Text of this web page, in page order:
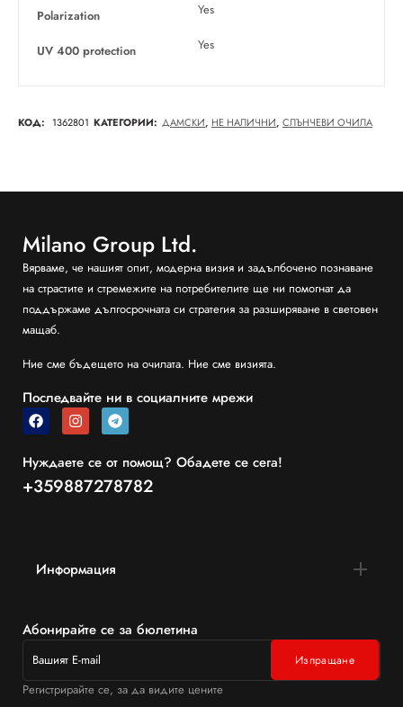
Polarization Yes
UV 400 protection Yes
КОД: 1362801 КАТЕГОРИИ: ДАМСКИ, НЕ НАЛИЧНИ, СЛЪНЧЕВИ ОЧИЛА
Milano Group Ltd.
Вярваме, че нашият опит, модерна визия и задълбочено познаване
на страстите и стремежите на потребителите ще ни помогнат да
поддържаме дългосрочната си стратегия за разширяване в световен
мащаб.
Ние сме бъдещето на очилата. Ние сме визията.
Последвайте ни в социалните мрежи
Нуждаете се от помощ? Обадете се сега!
+359887278782
Информация
Абонирайте се за бюлетина
Регистрирайте се, за да видите цените